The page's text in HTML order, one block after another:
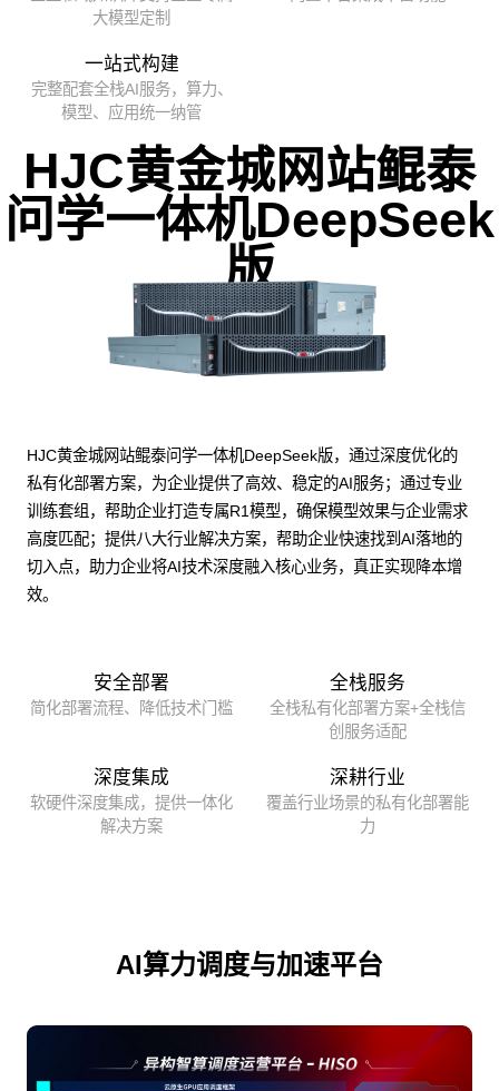
大模型定制
一站式构建
完整配套全栈AI服务，算力、
模型、应用统一纳管
HJC黄金城网站鲲泰
问学一体机DeepSeek
版
HJC黄金城网站鲲泰问学一体机DeepSeek版，通过深度优化的
私有化部署方案，为企业提供了高效、稳定的AI服务；通过专业
训练套组，帮助企业打造专属R1模型，确保模型效果与企业需求
高度匹配；提供八大行业解决方案，帮助企业快速找到AI落地的
切入点，助力企业将AI技术深度融入核心业务，真正实现降本增
效。
安全部署
简化部署流程、降低技术门槛
全栈服务
全栈私有化部署方案+全栈信
创服务适配
深度集成
软硬件深度集成，提供一体化
解决方案
深耕行业
覆盖行业场景的私有化部署能
力
AI算力调度与加速平台